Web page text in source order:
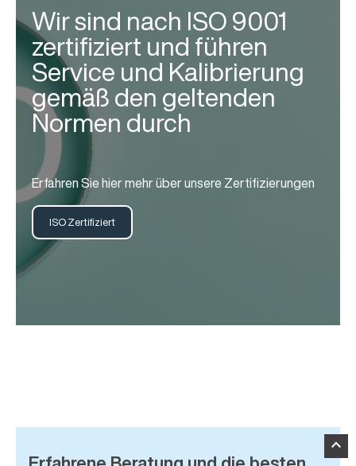
Wir sind nach ISO 9001
zertifiziert und führen
Service und Kalibrierung
gemäß den geltenden
Normen durch
Erfahren Sie hier mehr über unsere Zertifizierungen
ISO Zertifiziert
expand_less